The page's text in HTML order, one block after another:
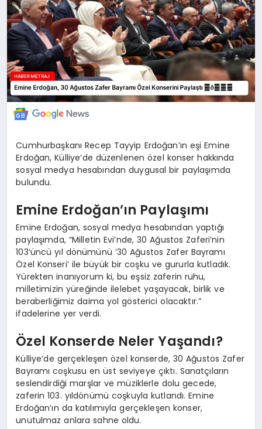
SAĞLIK
EĞİTİM
Cumhurbaşkanı Recep Tayyip Erdoğan’ın eşi Emine
Erdoğan, Külliye’de düzenlenen özel konser hakkında
sosyal medya hesabından duygusal bir paylaşımda
bulundu.
Emine Erdoğan’ın Paylaşımı
Emine Erdoğan, sosyal medya hesabından yaptığı
paylaşımda, “Milletin Evi’nde, 30 Ağustos Zaferi’nin
103’üncü yıl dönümünü ’30 Ağustos Zafer Bayramı
Özel Konseri’ ile büyük bir coşku ve gururla kutladık.
Yürekten inanıyorum ki, bu eşsiz zaferin ruhu,
milletimizin yüreğinde ilelebet yaşayacak, birlik ve
beraberliğimiz daima yol gösterici olacaktır.”
ifadelerine yer verdi.
Özel Konserde Neler Yaşandı?
Külliye’de gerçekleşen özel konserde, 30 Ağustos Zafer
Bayramı coşkusu en üst seviyeye çıktı. Sanatçıların
seslendirdiği marşlar ve müziklerle dolu gecede,
zaferin 103. yıldönümü coşkuyla kutlandı. Emine
Erdoğan’ın da katılımıyla gerçekleşen konser,
unutulmaz anlara sahne oldu.